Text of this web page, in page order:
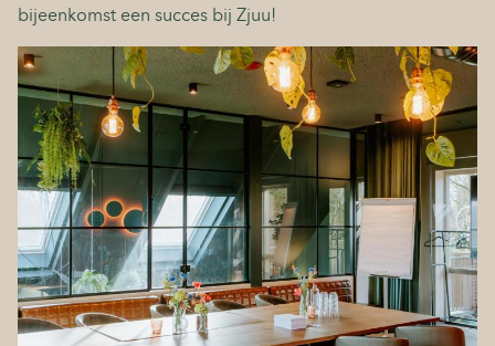
bijeenkomst een succes bij Zjuu!